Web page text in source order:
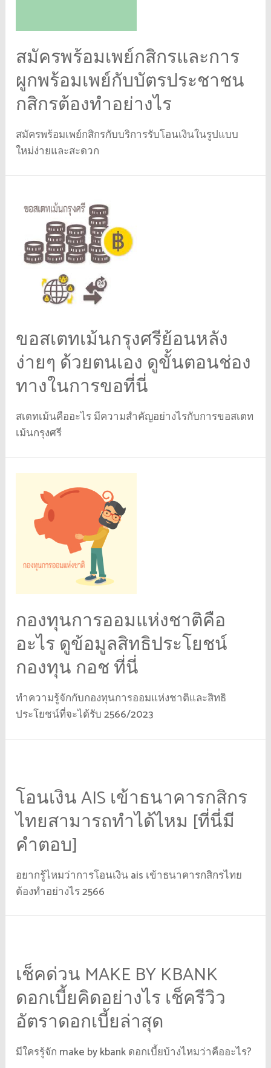
สมัครพร้อมเพย์กสิกรและการ
ผูกพร้อมเพย์กับบัตรประชาชน
กสิกรต้องทำอย่างไร
สมัครพร้อมเพย์กสิกรกับบริการรับโอนเงินในรูปแบบ
ใหม่ง่ายและสะดวก
ขอสเตทเม้นกรุงศรีย้อนหลัง
ง่ายๆ ด้วยตนเอง ดูขั้นตอนช่อง
ทางในการขอที่นี่
สเตทเม้นคืออะไร มีความสำคัญอย่างไรกับการขอสเตท
เม้นกรุงศรี
กองทุนการออมแห่งชาติคือ
อะไร ดูข้อมูลสิทธิประโยชน์
กองทุน กอช ที่นี่
ทำความรู้จักกับกองทุนการออมแห่งชาติและสิทธิ
ประโยชน์ที่จะได้รับ 2566/2023
โอนเงิน AIS เข้าธนาคารกสิกร
ไทยสามารถทำได้ไหม [ที่นี่มี
คำตอบ]
อยากรู้ไหมว่าการโอนเงิน ais เข้าธนาคารกสิกรไทย
ต้องทำอย่างไร 2566
เช็คด่วน MAKE BY KBANK
ดอกเบี้ยคิดอย่างไร เช็ครีวิว
อัตราดอกเบี้ยล่าสุด
มีใครรู้จัก make by kbank ดอกเบี้ยบ้างไหมว่าคืออะไร?